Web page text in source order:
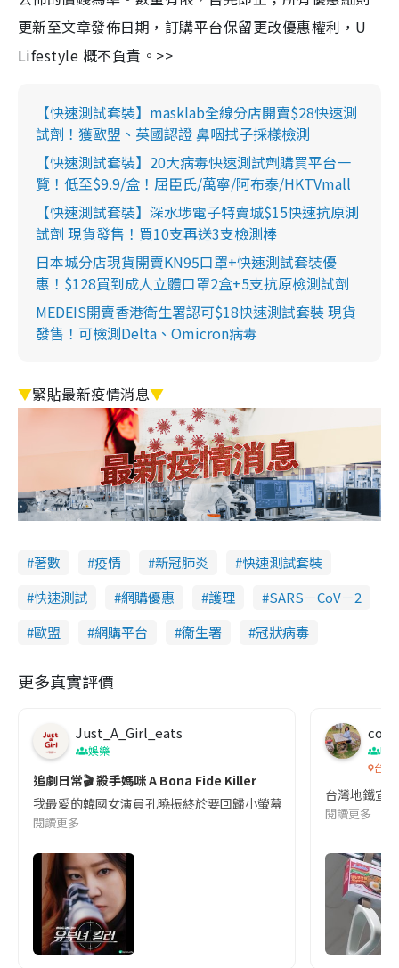
更新至文章發佈日期，訂購平台保留更改優惠權利，U
Lifestyle 概不負責。>>
【快速測試套裝】masklab全線分店開賣$28快速測
試劑！獲歐盟、英國認證 鼻咽拭子採樣檢測
【快速測試套裝】20大病毒快速測試劑購買平台一
覽！低至$9.9/盒！屈臣氏/萬寧/阿布泰/HKTVmall
【快速測試套裝】深水埗電子特賣城$15快速抗原測
試劑 現貨發售！買10支再送3支檢測棒
日本城分店現貨開賣KN95口罩+快速測試套裝優
惠！$128買到成人立體口罩2盒+5支抗原檢測試劑
MEDEIS開賣香港衛生署認可$18快速測試套裝 現貨
發售！可檢測Delta、Omicron病毒
▼緊貼最新疫情消息▼
著數 疫情 新冠肺炎
快速測試套裝
快速測試
網購優惠 護理
SARS－CoV－2
歐盟
網購平台 衞生署 冠狀病毒
更多真實評價
Just_A_Girl_eats
娛樂
追劇日常🎬 殺手媽咪 A Bona Fide Killer
我最愛的韓國女演員孔曉振終於要回歸小螢幕啦!這次的劇本改編
閱讀更多
co
吹
台灣
台灣地鐵宣
閱讀更多